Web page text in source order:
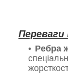
Переваги
Ребра